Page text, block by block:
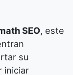
SEO, este
su
iniciar